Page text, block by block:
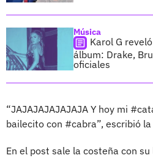
Música
Karol G
álbum: Drake,
oficiales
“JAJAJAJAJAJAJA Y hoy mi
bailecito con #cabra”, escribió
En el post sale la costeña con